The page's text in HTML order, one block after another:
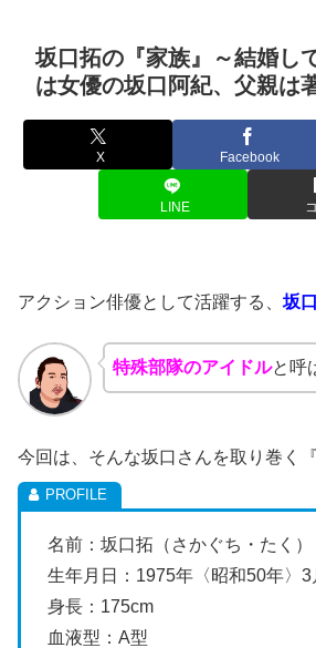
坂口拓の『家族』～結婚し
は女優の坂口阿紀、父親は
X Facebook
LINE
アクション俳優として活躍する、 坂
特殊部隊のアイドルと呼
今回は、そんな坂口さんを取り巻く
名前：坂口拓（さかぐち・たく）
生年月日：1975年〈昭和50年〉3
身長：175cm
血液型：A型